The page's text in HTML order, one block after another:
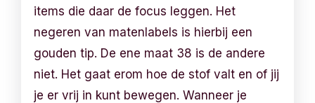
items die daar de focus leggen. Het
negeren van matenlabels is hierbij een
gouden tip. De ene maat 38 is de andere
niet. Het gaat erom hoe de stof valt en of jij
je er vrij in kunt bewegen. Wanneer je